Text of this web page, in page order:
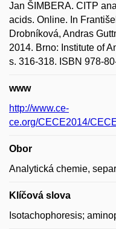
Jan ŠIMBERA. CITP
acids. Online. In
Drobníková, Andras
2014. Brno: Institute of
s. 316-318. ISBN 978-
www
http://www.ce-
ce.org/CECE2014/
Obor
Analytická chemie,
Klíčová slova
Isotachophoresis;